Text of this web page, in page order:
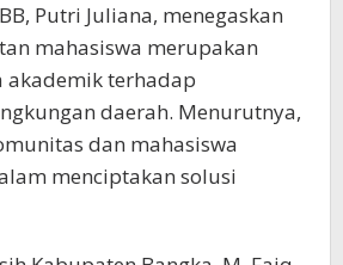
Putri Juliana, menegaskan
mahasiswa merupakan
terhadap
daerah. Menurutnya,
dan mahasiswa
menciptakan solusi